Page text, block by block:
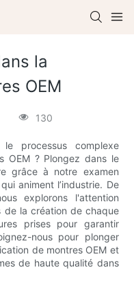
la
OEM
130
processus complexe
OEM ? Plongez dans le
grâce à notre examen
animent l’industrie. De
explorons l'attention
de la création de chaque
prises pour garantir
nous pour plonger
de montres OEM et
de haute qualité dans